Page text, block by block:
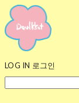
LOG IN 로그인